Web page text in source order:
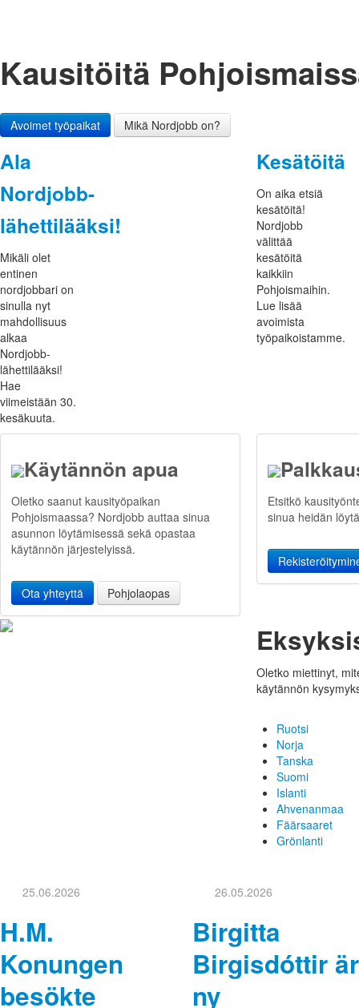
Kausitöitä
Avoimet työpaikat Mikä Nordjobb on?
Ala
Nordjobb-
lähettilääksi!
Mikäli olet
entinen
nordjobbari on
sinulla nyt
mahdollisuus
alkaa
Nordjobb-
lähettilääksi!
Hae
viimeistään 30.
kesäkuuta.
Kesätöitä
On aika etsiä
kesätöitä!
Nordjobb
välittää
kesätöitä
kaikkiin
Pohjoismaihin.
Lue lisää
avoimista
työpaikoistamme.
Käytännön apua
Oletko saanut kausityöpaikan
Pohjoismaassa? Nordjobb auttaa sinua
asunnon löytämisessä sekä opastaa
käytännön järjestelyissä.
Ota yhteyttä Pohjolaopas
Etsitkö
sinua heidän
Oletko miettinyt,
käytännön
Ruotsi
Norja
Tanska
Suomi
Islanti
Ahvenanmaa
Fäärsaaret
Grönlanti
25.06.2026
H.M.
Konungen
besökte
26.05.2026
Birgitta
Birgisdóttir är
ny